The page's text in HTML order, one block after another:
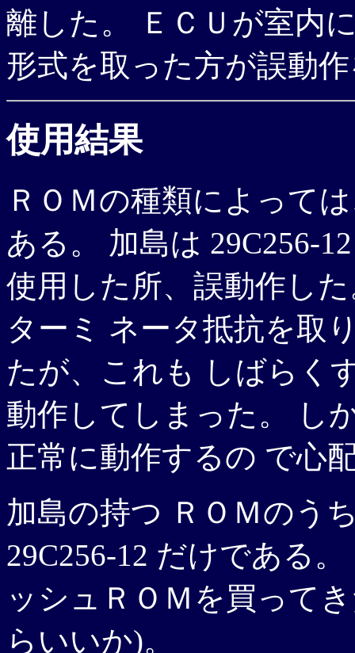
離した。 ＥＣＵが室内
形式を取った方が誤動
使用結果
ＲＯＭの種類によって
ある。 加島は 29C256-
使用した所、誤動作し
ターミ ネータ抵抗を取
たが、これも しばらく
動作してしまった。 し
正常に動作するの で心
加島の持つ ＲＯＭのう
29C256-12 だけである
ッシュＲＯＭを買って
らいいか)。